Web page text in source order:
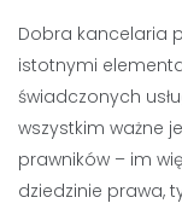
Dobra kancelaria
istotnymi
świadczonych
wszystkim ważne
prawników – im
dziedzinie prawa,